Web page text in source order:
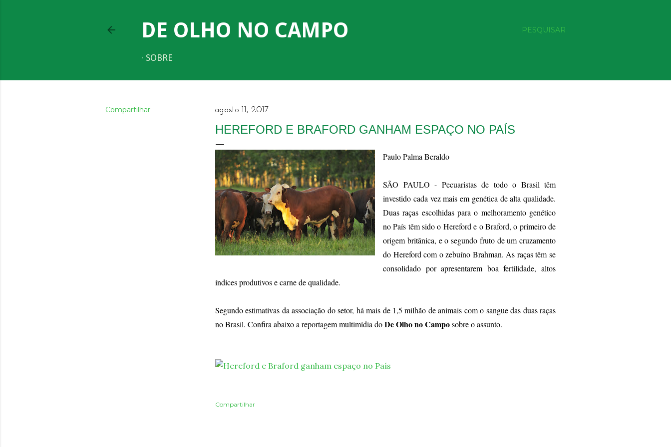
PESQUISAR
DE OLHO NO CAMPO
SOBRE
Compartilhar agosto 11, 2017
HEREFORD E BRAFORD GANHAM ESPAÇO NO PAÍS
Paulo Palma Beraldo
SÃO PAULO - Pecuaristas de todo o Brasil têm
investido cada vez mais em genética de alta qualidade.
Duas raças escolhidas para o melhoramento genético
no País têm sido o Hereford e o Braford, o primeiro de
origem britânica, e o segundo fruto de um cruzamento
do Hereford com o zebuíno Brahman. As raças têm se
consolidado por apresentarem boa fertilidade, altos
índices produtivos e carne de qualidade.
Segundo estimativas da associação do setor, há mais de 1,5 milhão de animais com o sangue das duas raças
no Brasil. Confira abaixo a reportagem multimídia doDe Olho no Camposobre o assunto.
Compartilhar